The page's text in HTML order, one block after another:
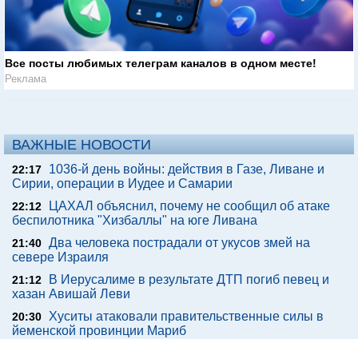
Все посты любимых телеграм каналов в одном месте!
Реклама
ВАЖНЫЕ НОВОСТИ
22:17
1036-й день войны: действия в Газе, Ливане и
Сирии, операции в Иудее и Самарии
22:12
ЦАХАЛ объяснил, почему не сообщил об атаке
беспилотника "Хизбаллы" на юге Ливана
21:40 Два человека пострадали от укусов змей на
севере Израиля
21:12
В Иерусалиме в результате ДТП погиб певец и
хазан Авишай Леви
20:30 Хуситы атаковали правительственные силы в
йеменской провинции Мариб